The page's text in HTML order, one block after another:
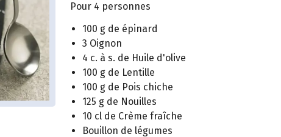
Pour 4 personnes
100 g de épinard
3 Oignon
4 c. à s. de Huile d'olive
100 g de Lentille
100 g de Pois chiche
125 g de Nouilles
10 cl de Crème fraîche
Bouillon de légumes